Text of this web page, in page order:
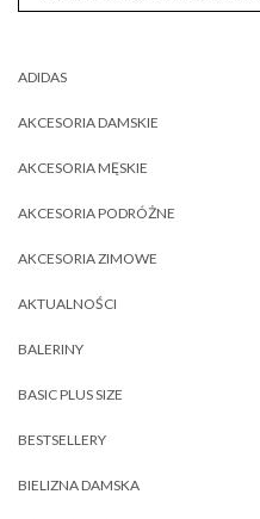
ADIDAS
AKCESORIA DAMSKIE
AKCESORIA MĘSKIE
AKCESORIA PODRÓŻNE
AKCESORIA ZIMOWE
AKTUALNOŚCI
BALERINY
BASIC PLUS SIZE
BESTSELLERY
BIELIZNA DAMSKA